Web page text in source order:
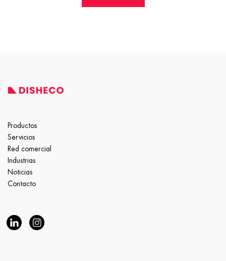
Productos
Servicios
Red comercial
Industrias
Noticias
Contacto